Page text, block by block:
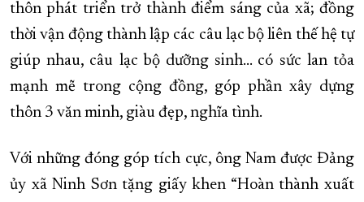
thôn phát triển trở thành điểm sáng của xã; đồng
thời vận động thành lập các câu lạc bộ liên thế hệ tự
giúp nhau, câu lạc bộ dưỡng sinh... có sức lan tỏa
mạnh mẽ trong cộng đồng, góp phần xây dựng
thôn 3 văn minh, giàu đẹp, nghĩa tình.
Với những đóng góp tích cực, ông Nam được Đảng
ủy xã Ninh Sơn tặng giấy khen “Hoàn thành xuất